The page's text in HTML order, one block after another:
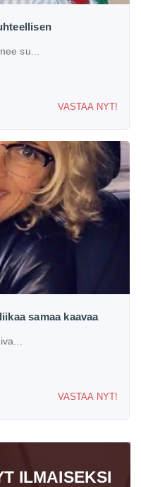
su...
VASTAA NYT!
samaa kaavaa
VASTAA NYT!
ILMAISEKSI